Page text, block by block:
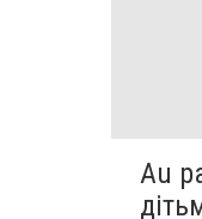
Au